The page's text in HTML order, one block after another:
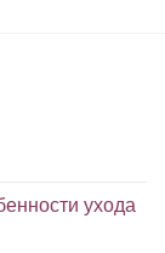
ухода